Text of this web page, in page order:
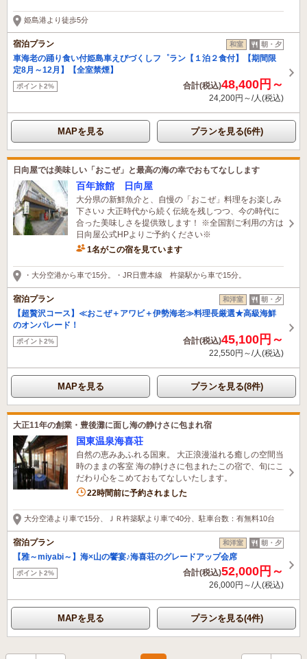
姫島港より徒歩5分
宿泊プラン 和室 朝・夕
車海老の踊り食い付姫島車えびづくしフ゜ラン【１泊２食付】【期間限
定8月～12月】【全室禁煙】
ポイント2% 合計(税込)48,400円～
24,200円～/人(税込)
MAPを見る プランを見る(6件)
日向屋では美味しい「おこぜ」と最高の海の幸でおもてなしします
百年旅館 日向屋
大分県の新鮮魚介と、自慢の「おこぜ」料理をお楽しみ
下さい♪ 大正時代から続く伝統を残しつつ、今の時代に
合った美味しさを提供致します！ ※全国割ご利用の方は
日向屋公式HPよりご予約ください※
1名がこの宿を見ています
・大分空港から車で15分。・JR日豊本線 杵築駅から車で15分。
宿泊プラン 和洋室 朝・夕
【超贅沢コース】≪おこぜ＋アワビ＋伊勢海老≫料理長厳選★高級海鮮
のオンパレード！
ポイント2% 合計(税込)45,100円～
22,550円～/人(税込)
MAPを見る プランを見る(8件)
大正11年の創業・豊後灘に面し海の静けさに包まれ宿
国東温泉海喜荘
自然の恵みあふれる国東。 大正浪漫溢れる癒しの空間当
時のままの客室 海の静けさに包まれたこの宿で、旬にこ
だわり心をこめておもてなしいたします。
2名がこの宿を見ています
22時間前に予約されました
大分空港より車で15分、ＪＲ杵築駅より車で40分、駐車台数：有無料10台
宿泊プラン 和洋室 朝・夕
【雅～miyabi～】海×山の饗宴♪海喜荘のグレードアップ会席
ポイント2% 合計(税込)52,000円～
26,000円～/人(税込)
MAPを見る プランを見る(4件)